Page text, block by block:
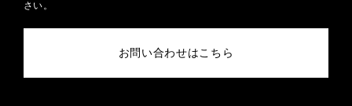
さい。
お問い合わせはこちら